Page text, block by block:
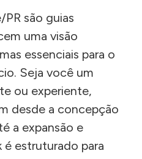
são guias
uma visão
essenciais para o
Seja você um
ou experiente,
desde a concepção
a expansão e
é estruturado para